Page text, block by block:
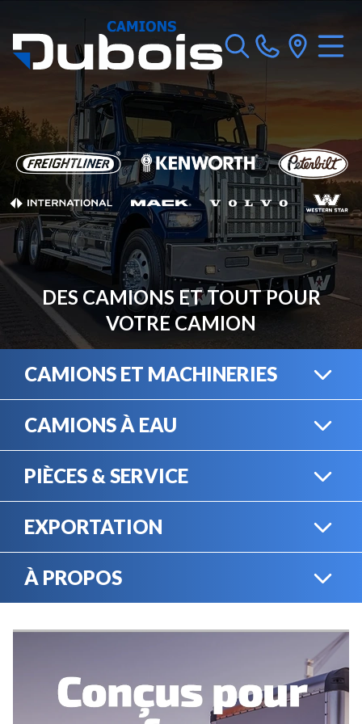
DES CAMIONS ET TOUT POUR
VOTRE CAMION
CAMIONS ET MACHINERIES
ÉQUIPEMENT
CAMIONS À EAU
PIÈCES & SERVICE
SERVICE MÉCANIQUE
EXPORTATION
À PROPOS